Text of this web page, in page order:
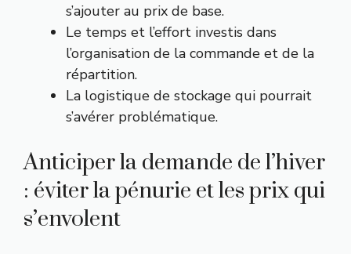
s’ajouter au prix de base.
Le temps et l’effort investis dans
l’organisation de la commande et de la
répartition.
La logistique de stockage qui pourrait
s’avérer problématique.
Anticiper la demande de l’hiver
: éviter la pénurie et les prix qui
s’envolent